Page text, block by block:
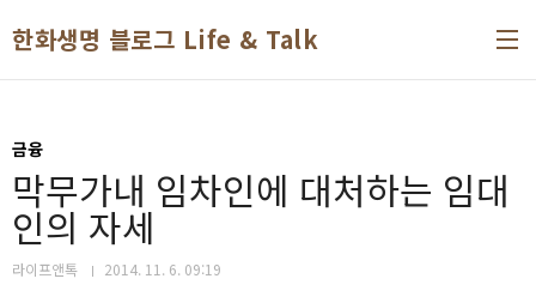
한화생명 블로그 Life & Talk
금융
막무가내 임차인에 대처하는 임대
인의 자세
라이프앤톡 2014. 11. 6. 09:19